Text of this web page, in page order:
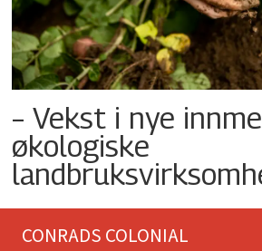
– Vekst i nye
økologiske
CONRADS COLONIAL